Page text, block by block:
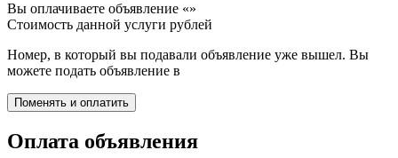
Вы оплачиваете объявление «»
Стоимость данной услуги рублей
Номер, в который вы подавали объявление уже вышел. Вы
можете подать объявление в
Оплата объявления